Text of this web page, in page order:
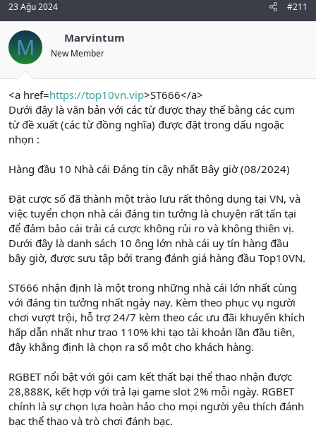
23 Ağu 2024 #211
M Marvintum
New Member
<a href=https://top10vn.vip>ST666</a>
Dưới đây là văn bản với các từ được thay thế bằng các cụm
từ đề xuất (các từ đồng nghĩa) được đặt trong dấu ngoặc
nhọn :
Hàng đầu 10 Nhà cái Đáng tin cậy nhất Bây giờ (08/2024)
Đặt cược số đã thành một trào lưu rất thông dụng tại VN, và
việc tuyển chọn nhà cái đáng tin tưởng là chuyện rất tấn tại
để đảm bảo cái trải cá cược không rủi ro và không thiên vị.
Dưới đây là danh sách 10 ông lớn nhà cái uy tín hàng đầu
bây giờ, được sưu tập bởi trang đánh giá hàng đầu Top10VN.
ST666 nhận định là một trong những nhà cái lớn nhất cùng
với đáng tin tưởng nhất ngày nay. Kèm theo phục vụ người
chơi vượt trội, hỗ trợ 24/7 kèm theo các ưu đãi khuyến khích
hấp dẫn nhất như trao 110% khi tạo tài khoản lần đầu tiên,
đây khẳng định là chọn ra số một cho khách hàng.
RGBET nổi bật với gói cam kết thất bại thể thao nhận được
28,888K, kết hợp với trả lại game slot 2% mỗi ngày. RGBET
chính là sự chọn lựa hoàn hảo cho mọi người yêu thích đánh
bạc thể thao và trò chơi đánh bạc.